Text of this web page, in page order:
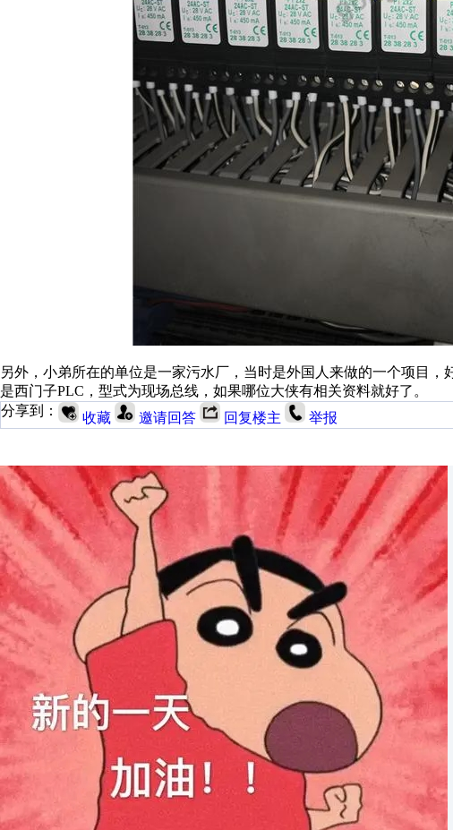
另外，小弟所在的单位是一家污水厂，当时是外国人来做的一个项目
是西门子PLC，型式为现场总线，如果哪位大侠有相关资料就好了。
分享到：
收藏 邀请回答 回复楼主 举报